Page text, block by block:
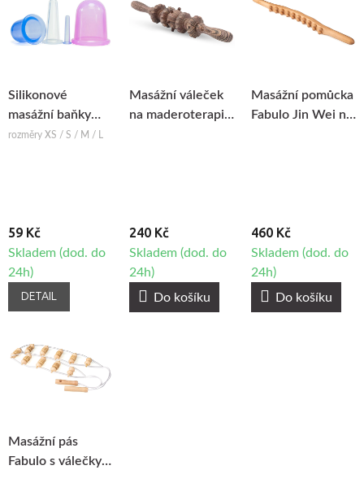
Silikonové
masážní baňky
Fabulo Bell
rozměry XS / S / M / L
59 Kč
Skladem (dod. do
24h)
DETAIL
Masážní váleček
na maderoterapii
240 Kč
Skladem (dod. do
24h)
Do košíku
Masážní pomůcka
Fabulo Jin Wei na
460 Kč
Skladem (dod. do
24h)
Do košíku
Masážní pás
Fabulo s válečky